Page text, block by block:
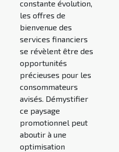
constante évolution,
les offres de
bienvenue des
services financiers
se révèlent être des
opportunités
précieuses pour les
consommateurs
avisés. Démystifier
ce paysage
promotionnel peut
aboutir à une
optimisation